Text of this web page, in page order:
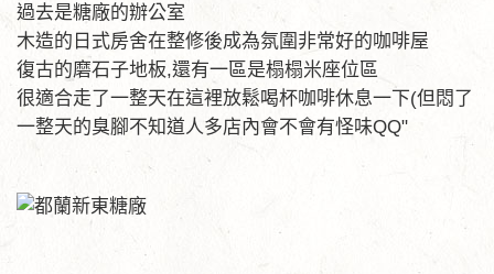
過去是糖廠的辦公室
木造的日式房舍在整修後成為氛圍非常好的咖啡屋
復古的磨石子地板,還有一區是榻榻米座位區
很適合走了一整天在這裡放鬆喝杯咖啡休息一下(但悶了
一整天的臭腳不知道人多店內會不會有怪味QQ"